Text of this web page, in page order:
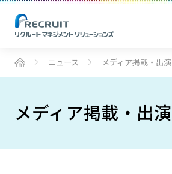
ニュース メディア掲載・出演
メディア掲載・出演